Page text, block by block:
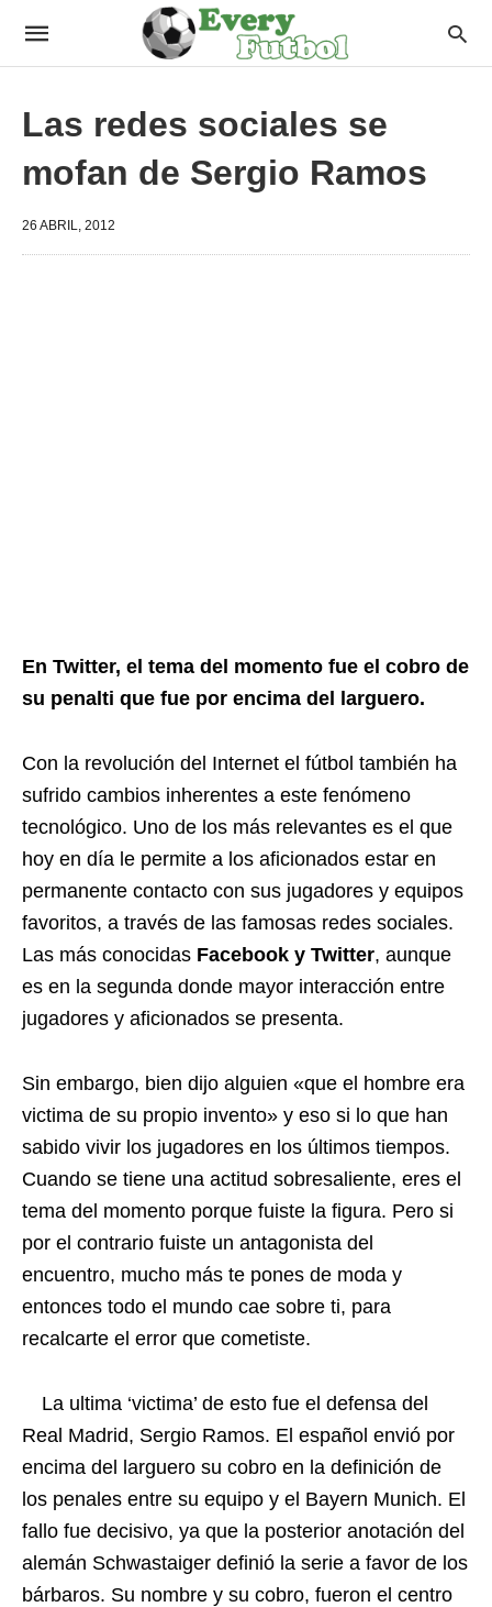
Las redes sociales se
mofan de Sergio Ramos
26 ABRIL, 2012
En Twitter, el tema del momento fue el cobro de
su penalti que fue por encima del larguero.
Con la revolución del Internet el fútbol también ha
sufrido cambios inherentes a este fenómeno
tecnológico. Uno de los más relevantes es el que
hoy en día le permite a los aficionados estar en
permanente contacto con sus jugadores y equipos
favoritos, a través de las famosas redes sociales.
Las más conocidas Facebook y Twitter, aunque
es en la segunda donde mayor interacción entre
jugadores y aficionados se presenta.
Sin embargo, bien dijo alguien «que el hombre era
victima de su propio invento» y eso si lo que han
sabido vivir los jugadores en los últimos tiempos.
Cuando se tiene una actitud sobresaliente, eres el
tema del momento porque fuiste la figura. Pero si
por el contrario fuiste un antagonista del
encuentro, mucho más te pones de moda y
entonces todo el mundo cae sobre ti, para
recalcarte el error que cometiste.
La ultima ‘victima’ de esto fue el defensa del
Real Madrid, Sergio Ramos. El español envió por
encima del larguero su cobro en la definición de
los penales entre su equipo y el Bayern Munich. El
fallo fue decisivo, ya que la posterior anotación del
alemán Schwastaiger definió la serie a favor de los
bárbaros. Su nombre y su cobro, fueron el centro